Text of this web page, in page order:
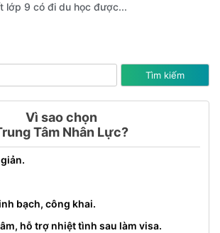
Vì sao chọn
Tâm Nhân Lực?
bạch, công khai.
hỗ trợ nhiệt tình sau làm visa.
lớp 9 có đi du học được...